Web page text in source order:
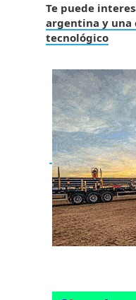
Te puede
argentina y una
tecnológico